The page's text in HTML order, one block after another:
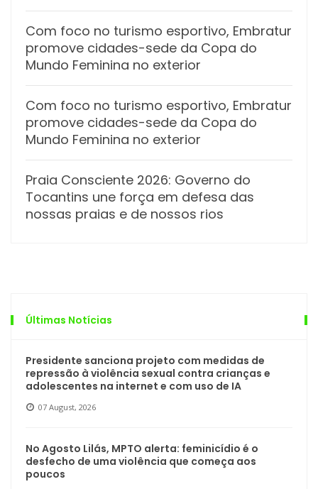
Com foco no turismo esportivo, Embratur
promove cidades-sede da Copa do
Mundo Feminina no exterior
Com foco no turismo esportivo, Embratur
promove cidades-sede da Copa do
Mundo Feminina no exterior
Praia Consciente 2026: Governo do
Tocantins une força em defesa das
nossas praias e de nossos rios
Últimas Notícias
Presidente sanciona projeto com medidas de
repressão à violência sexual contra crianças e
adolescentes na internet e com uso de IA
07 August, 2026
No Agosto Lilás, MPTO alerta: feminicídio é o
desfecho de uma violência que começa aos
poucos